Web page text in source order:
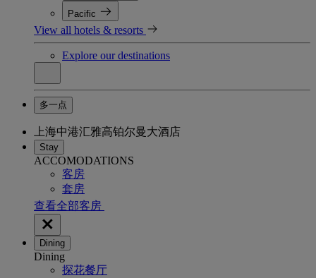
Pacific
View all hotels & resorts
Explore our destinations
多一点
上海中港汇雅高铂尔曼大酒店
Stay
ACCOMODATIONS
客房
套房
查看全部客房
Dining
Dining
探花餐厅